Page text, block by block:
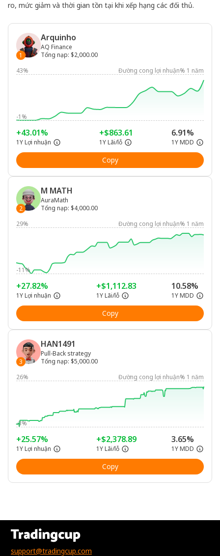
ro, mức giảm và thời gian tồn tại khi xếp hạng các đối thủ.
1
Arquinho
AQ Finance
Tổng nạp: $2,000.00
43%
Đường cong lợi nhuận% 1 năm
-1%
+43.01%
1Y Lợi nhuận
+$863.61
1Y Lãi/lỗ
6.91%
1Y MDD
Copy
2
M MATH
AuraMath
Tổng nạp: $4,000.00
29%
Đường cong lợi nhuận% 1 năm
-11%
+27.82%
1Y Lợi nhuận
+$1,112.83
1Y Lãi/lỗ
10.58%
1Y MDD
Copy
3
HAN1491
Pull-Back strategy
Tổng nạp: $5,000.00
26%
Đường cong lợi nhuận% 1 năm
-3%
+25.57%
1Y Lợi nhuận
+$2,378.89
1Y Lãi/lỗ
3.65%
1Y MDD
Copy
support@tradingcup.com